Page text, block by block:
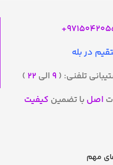
+
در بله
تلفنی: ( ۹ الی ۲۲ )
اصل با تضمین کیفیت
مهم